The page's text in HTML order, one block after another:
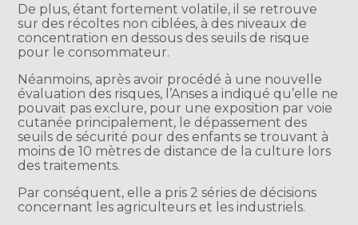
De plus, étant fortement volatile, il se retrouve
sur des récoltes non ciblées, à des niveaux de
concentration en dessous des seuils de risque
pour le consommateur.
Néanmoins, après avoir procédé à une nouvelle
évaluation des risques, l’Anses a indiqué qu’elle ne
pouvait pas exclure, pour une exposition par voie
cutanée principalement, le dépassement des
seuils de sécurité pour des enfants se trouvant à
moins de 10 mètres de distance de la culture lors
des traitements.
Par conséquent, elle a pris 2 séries de décisions
concernant les agriculteurs et les industriels.